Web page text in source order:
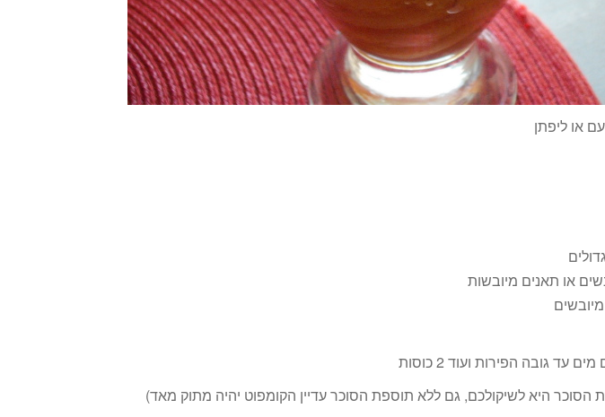
או ליפתן
או תאנים מיובשות
גובה הפירות ועוד 2 כוסות
הסוכר היא לשיקולכם, גם ללא תוספת הסוכר עדיין הקומפוט יהיה מתוק מאד)